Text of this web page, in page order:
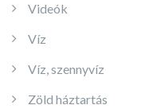
Videók
Víz
Víz, szennyvíz
Zöld háztartás